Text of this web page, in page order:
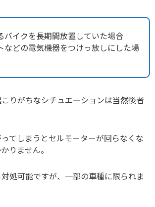
バイクを長期間放置していた場合
などの電気機器をつけっ放しにした場
りがちなシチュエーションは当然後者
てしまうとセルモーターが回らなくな
りません。
処可能ですが、一部の車種に限られま